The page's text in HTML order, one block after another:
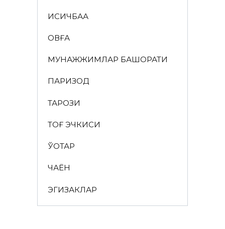
ҚИСҚИЧБАҚА
ҚОВҒА
МУНАЖЖИМЛАР БАШОРАТИ
ПАРИЗОД
ТАРОЗИ
ТОҒ ЭЧКИСИ
ЎҚОТАР
ЧАЁН
ЭГИЗАКЛАР